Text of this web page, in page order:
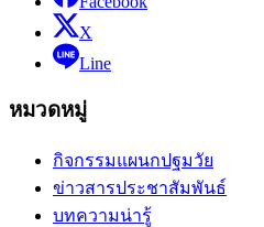
X
Line
หมวดหมู่
กิจกรรมแผนกปฐมวัย
ข่าวสารประชาสัมพันธ์
บทความน่ารู้